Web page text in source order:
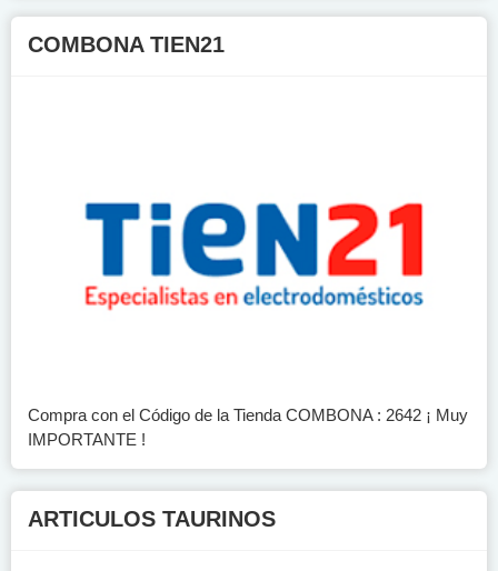
COMBONA TIEN21
Compra con el Código de la Tienda COMBONA : 2642 ¡ Muy
IMPORTANTE !
ARTICULOS TAURINOS